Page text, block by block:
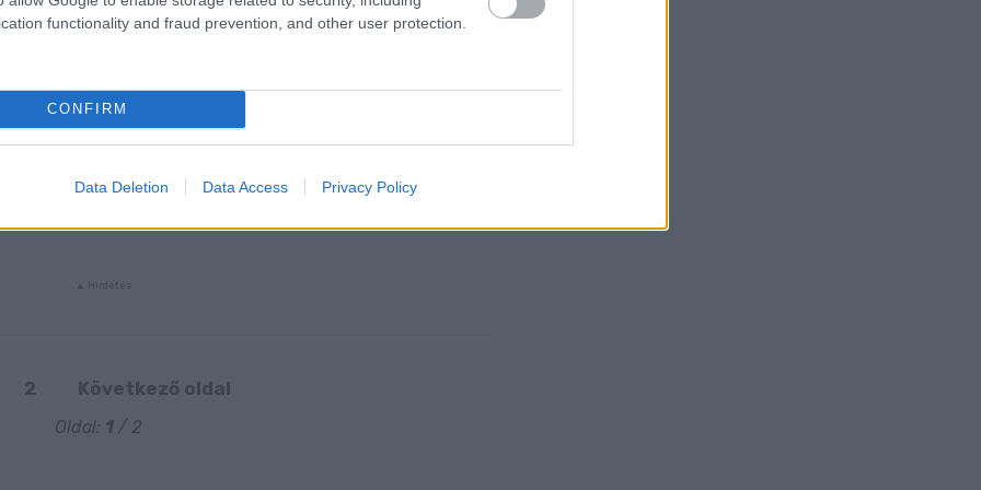
functionality and fraud prevention, and other user protection.
CONFIRM
Data Deletion Data Access Privacy Policy
2 Következő oldal
Oldal: 1/ 2